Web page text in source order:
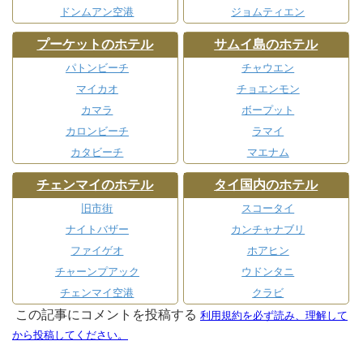
ドンムアン空港
ジョムティエン
プーケットのホテル
パトンビーチ
マイカオ
カマラ
カロンビーチ
カタビーチ
サムイ島のホテル
チャウエン
チョエンモン
ボープット
ラマイ
マエナム
チェンマイのホテル
旧市街
ナイトバザー
ファイゲオ
チャーンプアック
チェンマイ空港
タイ国内のホテル
スコータイ
カンチャナブリ
ホアヒン
ウドンタニ
クラビ